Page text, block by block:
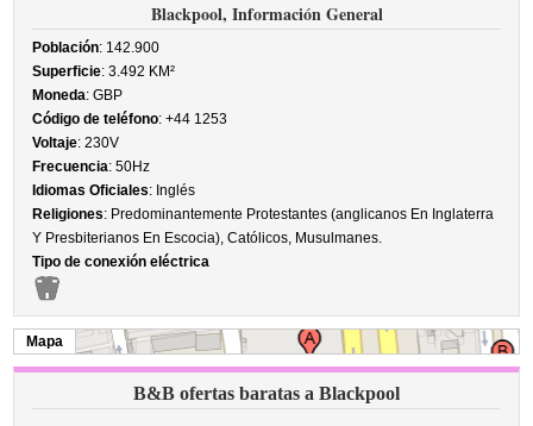
Blackpool, Información General
Población: 142.900
Superficie: 3.492 KM²
Moneda: GBP
Código de teléfono: +44 1253
Voltaje: 230V
Frecuencia: 50Hz
Idiomas Oficiales: Inglés
Religiones: Predominantemente Protestantes (anglicanos En Inglaterra
Y Presbiterianos En Escocia), Católicos, Musulmanes.
Tipo de conexión eléctrica
Mapa
B&B ofertas baratas a Blackpool